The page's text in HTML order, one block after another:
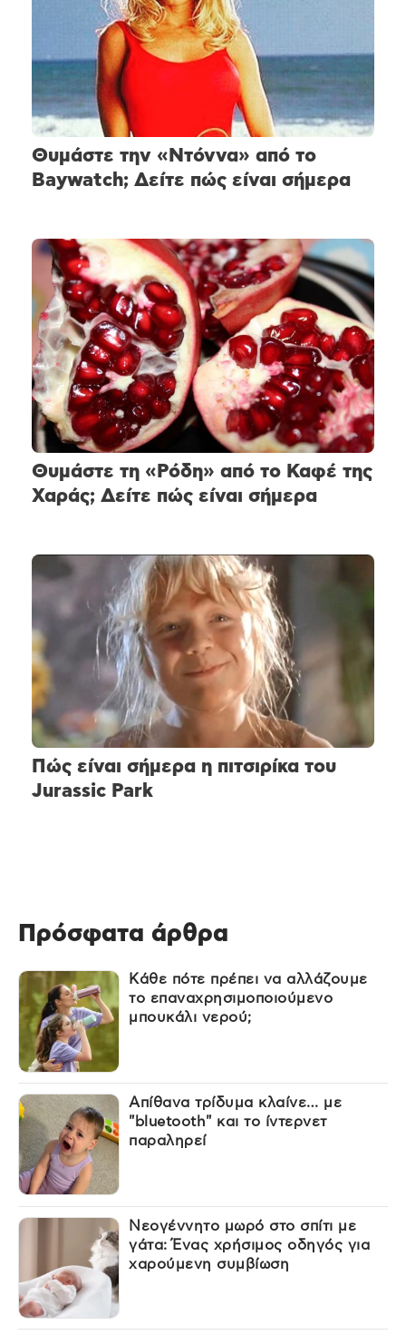
Θυμάστε την «Ντόννα» από το
Baywatch; Δείτε πώς είναι σήμερα
Θυμάστε τη «Ρόδη» από το Καφέ της
Χαράς; Δείτε πώς είναι σήμερα
Πώς είναι σήμερα η πιτσιρίκα του
Jurassic Park
Πρόσφατα άρθρα
Κάθε πότε πρέπει να αλλάζουμε
το επαναχρησιμοποιούμενο
μπουκάλι νερού;
Απίθανα τρίδυμα κλαίνε… με
"bluetooth" και το ίντερνετ
παραληρεί
Νεογέννητο μωρό στο σπίτι με
γάτα: Ένας χρήσιμος οδηγός για
χαρούμενη συμβίωση